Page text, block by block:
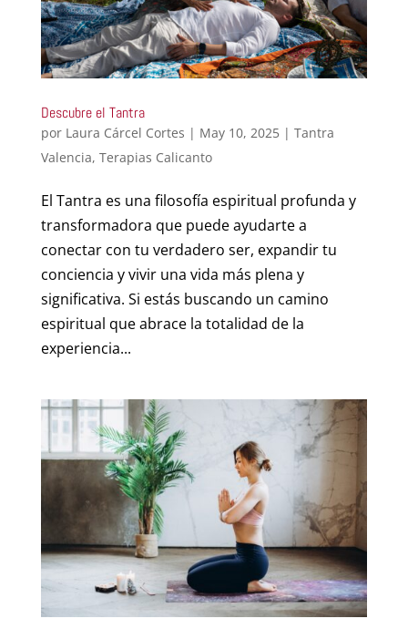
Descubre el Tantra
por Laura Cárcel Cortes | May 10, 2025| Tantra
Valencia, Terapias Calicanto
El Tantra es una filosofía espiritual profunda y
transformadora que puede ayudarte a
conectar con tu verdadero ser, expandir tu
conciencia y vivir una vida más plena y
significativa. Si estás buscando un camino
espiritual que abrace la totalidad de la
experiencia...